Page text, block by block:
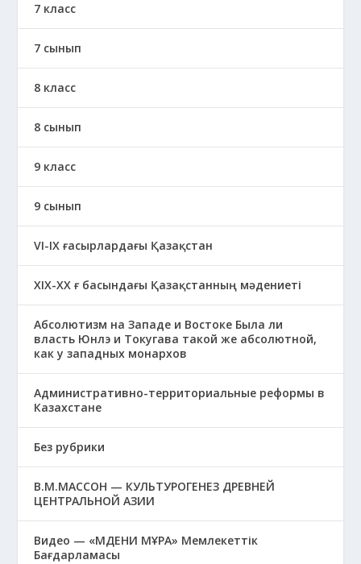
7 класс
7 сынып
8 класс
8 сынып
9 класс
9 сынып
VI-IX ғасырлардағы Қазақстан
XIХ-XX ғ басындағы Қазақстанның мәдениеті
Абсолютизм на Западе и Востоке Была ли
власть Юнлэ и Токугава такой же абсолютной,
как у западных монархов
Административно-территориальные реформы в
Казахстане
Без рубрики
В.М.МАССОН — КУЛЬТУРОГЕНЕЗ ДРЕВНЕЙ
ЦЕНТРАЛЬНОЙ АЗИИ
Видео — «МӘДЕНИ МҰРА» Мемлекеттік
Бағдарламасы